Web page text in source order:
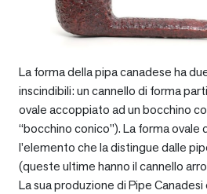
La forma della pipa canadese ha
inscindibili: un cannello di forma
ovale accoppiato ad un bocchino
“bocchino conico”). La forma ovale
l’elemento che la distingue dalle
(queste ultime hanno il cannello
La sua produzione di Pipe